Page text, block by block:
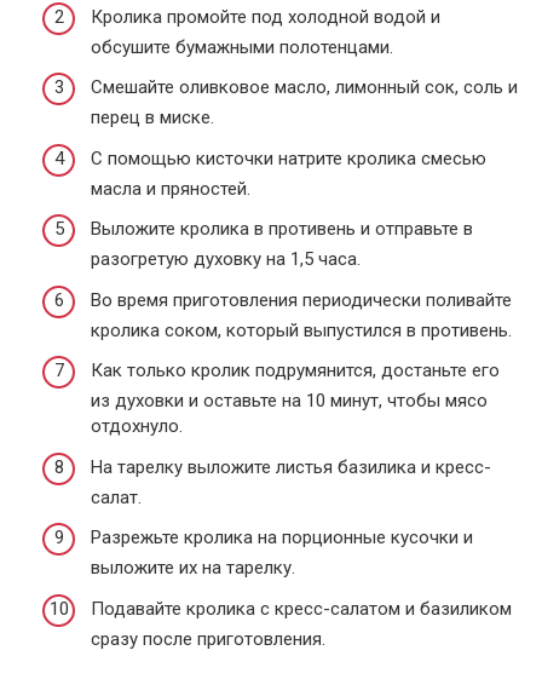
Кролика промойте под холодной водой и
обсушите бумажными полотенцами.
Смешайте оливковое масло, лимонный сок, соль и
перец в миске.
С помощью кисточки натрите кролика смесью
масла и пряностей.
Выложите кролика в противень и отправьте в
разогретую духовку на 1,5 часа.
Во время приготовления периодически поливайте
кролика соком, который выпустился в противень.
Как только кролик подрумянится, достаньте его
из духовки и оставьте на 10 минут, чтобы мясо
отдохнуло.
На тарелку выложите листья базилика и кресс-
салат.
Разрежьте кролика на порционные кусочки и
выложите их на тарелку.
Подавайте кролика с кресс-салатом и базиликом
сразу после приготовления.